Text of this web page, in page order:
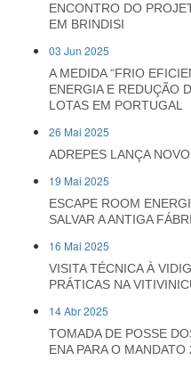
ENCONTRO DO
EM BRINDISI
03 Jun 2025
A MEDIDA “FRIO
ENERGIA E REDUÇÃO
LOTAS EM PORTUGAL
26 Mai 2025
ADREPES LANÇA
19 Mai 2025
ESCAPE ROOM
SALVAR A ANTIGA
16 Mai 2025
VISITA TÉCNICA À
PRÁTICAS NA
14 Abr 2025
TOMADA DE POSSE
ENA PARA O